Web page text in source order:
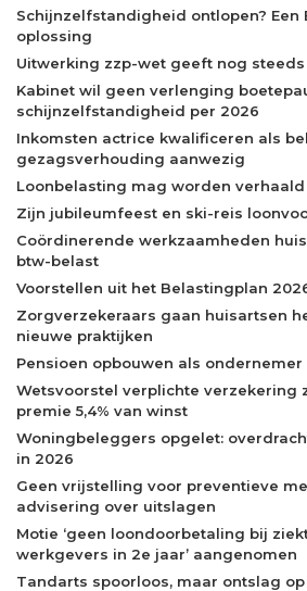
Schijnzelfstandigheid ontlopen? Een
oplossing
Uitwerking zzp-wet geeft nog
Kabinet wil geen verlenging
schijnzelfstandigheid per 2026
Inkomsten actrice kwalificeren als
gezagsverhouding aanwezig
Loonbelasting mag worden
Zijn jubileumfeest en ski-reis
Coördinerende werkzaamheden
btw-belast
Voorstellen uit het Belastingplan
Zorgverzekeraars gaan huisartsen
nieuwe praktijken
Pensioen opbouwen als ondernemer
Wetsvoorstel verplichte verzekering
premie 5,4% van winst
Woningbeleggers opgelet:
in 2026
Geen vrijstelling voor preventieve
advisering over uitslagen
Motie ‘geen loondoorbetaling bij
werkgevers in 2e jaar’ aangenomen
Tandarts spoorloos, maar ontslag